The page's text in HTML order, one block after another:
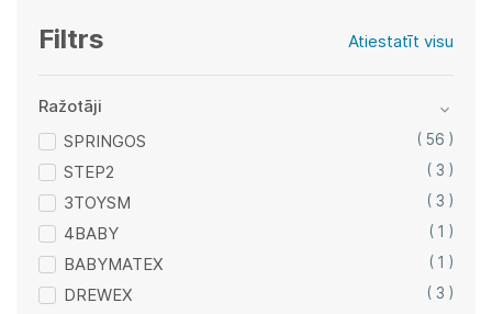
Filtrs Atiestatīt visu
Ražotāji
SPRINGOS
( 56 )
STEP2 ( 3 )
3TOYSM ( 3 )
4BABY ( 1 )
BABYMATEX ( 1 )
DREWEX ( 3 )